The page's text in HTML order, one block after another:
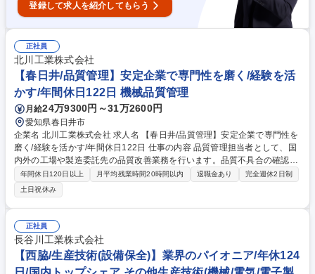
登録して求人を紹介してもらう
正社員
北川工業株式会社
【春日井/品質管理】安定企業で専門性を磨く/経験を活
かす/年間休日122日 機械品質管理
月給24万9300円～31万2600円
愛知県春日井市
企業名 北川工業株式会社 求人名 【春日井/品質管理】安定企業で専門性を
磨く/経験を活かす/年間休日122日 仕事の内容 品質管理担当者として、国
内外の工場や製造委託先の品質改善業務を行います。品質不具合の確認・
分析・原因追及・改善を中心に、検査基準書の作成、品質教育資料の作成
など幅広い業務に携わります。 品質改善業務（苦情対応、製造工程監査、
品質異常の分析）、検査基準の検討・基準書作成、製品の検査・評価、計
測機器の校正、品質教育資料の作成などです。ISOやIATF、ULなどの監査
対応や社内規定の改訂にも関わる機会があります。入社後は品質管理担当
者としてスタートし、3年以内に幅広いスキルを身につけ、後輩指導がで
きる人材を目指していただきます。【変更の範囲】会社の定める業務 募集
職種 【春日井/品質管理】安定企業で専門性を磨く/経験を活かす/年間休日
年間休日120日以上 月平均残業時間20時間以内 退職金あり
完全週休2日制
土日祝休み
正社員
長谷川工業株式会社
【西脇/生産技術(設備保全)】業界のパイオニア/年休124